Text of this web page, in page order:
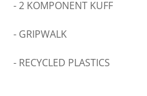
- 2 KOMPONENT KUFF
- GRIPWALK
- RECYCLED PLASTICS